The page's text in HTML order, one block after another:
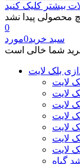
محصولی پیدا نشد
0
سبد خرید0مورد
بلک لایت
لایت
لایت
لایت
لایت
لایت
لایت
لایت
گیاه